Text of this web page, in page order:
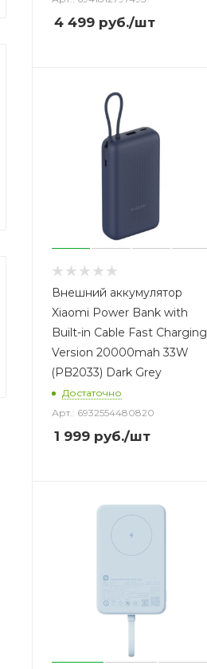
4 499 руб./шт
Внешний аккумулятор
Xiaomi Power Bank with
Built-in Cable Fast Charging
Version 20000mah 33W
(PB2033) Dark Grey
Достаточно
Арт.: 6932554480820
1 999 руб./шт